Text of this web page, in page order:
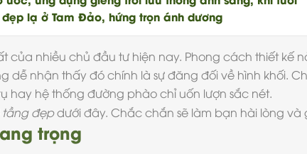
lạ ở Tam Đảo, hứng trọn ánh dương
của nhiều chủ đầu tư hiện nay. Phong cách thiết kế
dễ nhận thấy đó chính là sự đăng đối về hình khối.
hay hệ thống đường phào chỉ uốn lượn sắc nét.
tầng đẹpdưới đây. Chắc chắn sẽ làm bạn hài lòng và
trọng